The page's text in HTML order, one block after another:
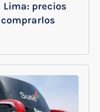
Lima: precios